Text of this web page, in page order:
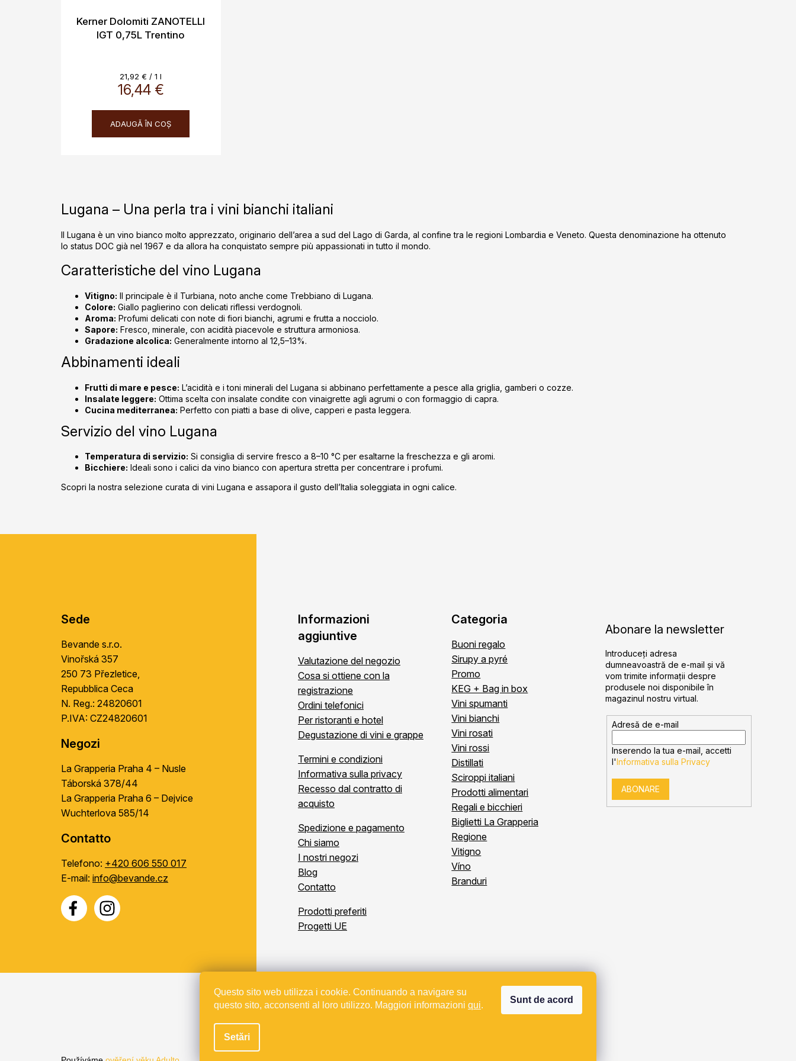
Questo sito web utilizza i cookie. Continuando a navigare su
questo sito, acconsenti al loro utilizzo. Maggiori informazioni qui.
Setări
Sunt de acord
Kerner Dolomiti ZANOTELLI
IGT 0,75L Trentino
16,44 €
Evaluare
preţ:
21,92 € / 1 l
ADAUGĂ ÎN COŞ
r
o
l
o
r
Lugana – Una perla tra i vini bianchi italiani
Il Lugana è un vino bianco molto apprezzato, originario dell’area a sud del Lago di Garda, al confine tra le regioni Lombardia e Veneto. Questa denominazione ha ottenuto
lo status DOC già nel 1967 e da allora ha conquistato sempre più appassionati in tutto il mondo.
Caratteristiche del vino Lugana
Vitigno: Il principale è il Turbiana, noto anche come Trebbiano di Lugana.
Colore: Giallo paglierino con delicati riflessi verdognoli.
Aroma: Profumi delicati con note di fiori bianchi, agrumi e frutta a nocciolo.
Sapore: Fresco, minerale, con acidità piacevole e struttura armoniosa.
Gradazione alcolica: Generalmente intorno al 12,5–13%.
Abbinamenti ideali
Frutti di mare e pesce: L’acidità e i toni minerali del Lugana si abbinano perfettamente a pesce alla griglia, gamberi o cozze.
Insalate leggere: Ottima scelta con insalate condite con vinaigrette agli agrumi o con formaggio di capra.
Cucina mediterranea: Perfetto con piatti a base di olive, capperi e pasta leggera.
Servizio del vino Lugana
Temperatura di servizio: Si consiglia di servire fresco a 8–10 °C per esaltarne la freschezza e gli aromi.
Bicchiere: Ideali sono i calici da vino bianco con apertura stretta per concentrare i profumi.
Scopri la nostra selezione curata di vini Lugana e assapora il gusto dell’Italia soleggiata in ogni calice.
Sede
Bevande s.r.o.
Vinořská 357
250 73 Přezletice,
Repubblica Ceca
N. Reg.: 24820601
P.IVA: CZ24820601
Negozi
La Grapperia Praha 4 – Nusle
Táborská 378/44
La Grapperia Praha 6 – Dejvice
Wuchterlova 585/14
Contatto
Telefono: +420 606 550 017
E-mail: info@bevande.cz
Informazioni
aggiuntive
Valutazione del negozio
Cosa si ottiene con la
registrazione
Ordini telefonici
Per ristoranti e hotel
Degustazione di vini e grappe
Termini e condizioni
Informativa sulla privacy
Recesso dal contratto di
acquisto
Spedizione e pagamento
Chi siamo
I nostri negozi
Blog
Contatto
Prodotti preferiti
Progetti UE
Categoria
Buoni regalo
Sirupy a pyré
Promo
KEG + Bag in box
Vini spumanti
Vini bianchi
Vini rosati
Vini rossi
Distillati
Sciroppi italiani
Prodotti alimentari
Regali e bicchieri
Biglietti La Grapperia
Regione
Vitigno
Víno
Branduri
Abonare la newsletter
Introduceţi adresa
dumneavoastră de e-mail şi vă
vom trimite informaţii despre
produsele noi disponibile în
magazinul nostru virtual.
Adresă de e-mail
Inserendo la tua e-mail, accetti
l'Informativa sulla Privacy
ABONARE
Drepturi de autor 2026Bevande . Toate drepturile rezervate.
Projekt spolufinancovaný z EU - Modernizace a automatizace v Bevande s.r.o.